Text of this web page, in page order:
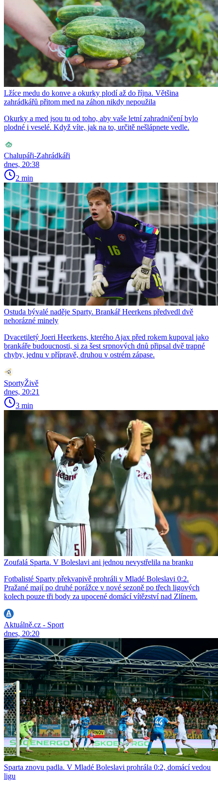
Lžíce medu do konve a okurky plodí až do října. Většina
zahrádkářů přitom med na záhon nikdy nepoužila
Okurky a med jsou tu od toho, aby vaše letní zahradničení bylo
plodné i veselé. Když víte, jak na to, určitě nešlápnete vedle.
Chalupáři-Zahrádkáři
dnes, 20:38
2 min
Ostuda bývalé naděje Sparty. Brankář Heerkens předvedl dvě
nehorázné minely
Dvacetiletý Joeri Heerkens, kterého Ajax před rokem kupoval jako
brankáře budoucnosti, si za šest srpnových dnů připsal dvě trapné
chyby, jednu v přípravě, druhou v ostrém zápase.
SportyŽivě
dnes, 20:21
3 min
Zoufalá Sparta. V Boleslavi ani jednou nevystřelila na branku
Fotbalisté Sparty překvapivě prohráli v Mladé Boleslavi 0:2.
Pražané mají po druhé porážce v nové sezoně po třech ligových
kolech pouze tři body za upocené domácí vítězství nad Zlínem.
Aktuálně.cz - Sport
dnes, 20:20
Sparta znovu padla. V Mladé Boleslavi prohrála 0:2, domácí vedou
ligu